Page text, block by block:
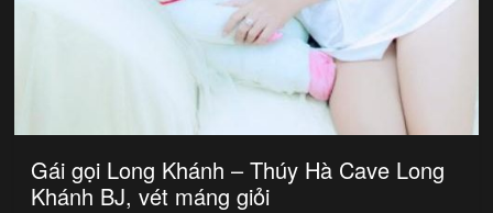
Gái gọi Long Khánh – Thúy Hà Cave Long
Khánh BJ, vét máng giỏi